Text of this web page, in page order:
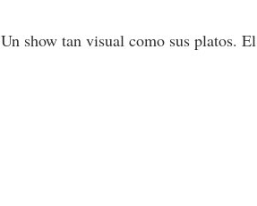
Un show tan visual como sus platos. El